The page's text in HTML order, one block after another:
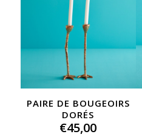
PAIRE DE BOUGEOIRS
DORÉS
€45,00